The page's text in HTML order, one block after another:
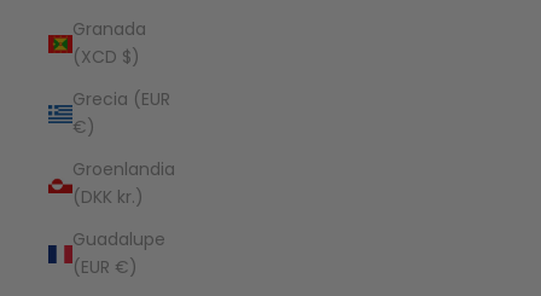
Granada
(XCD $)
Grecia (EUR
€)
Groenlandia
(DKK kr.)
Guadalupe
(EUR €)